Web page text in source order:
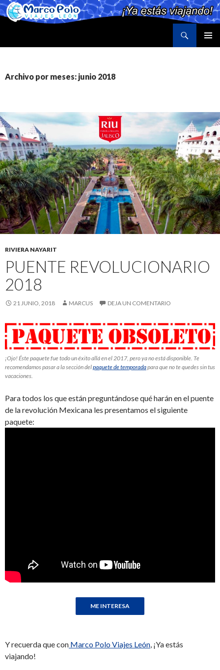
Archivo por meses: junio 2018
RIVIERA NAYARIT
PUENTE REVOLUCIONARIO
2018
21 JUNIO, 2018 MARCUS DEJA UN COMENTARIO
¡Ojo! Éste paquete fue todo un éxito allá en el 2017, pero ya no está disponible. Te
recomendamos pasar a la sección delpaquete de temporadapara que no te quedes sin tus
vacaciones.
Para todos los que están preguntándose qué harán en el puente
de la revolución Mexicana les presentamos el siguiente
paquete:
Y recuerda que con Marco Polo Viajes León, ¡Ya estás
viajando!